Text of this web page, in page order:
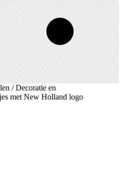
/Decoratie en
met New Holland logo